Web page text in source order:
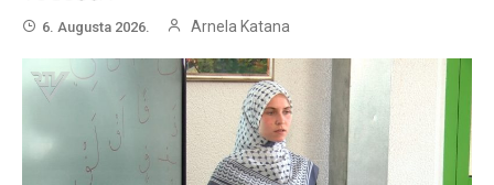
6. Augusta 2026. Arnela Katana